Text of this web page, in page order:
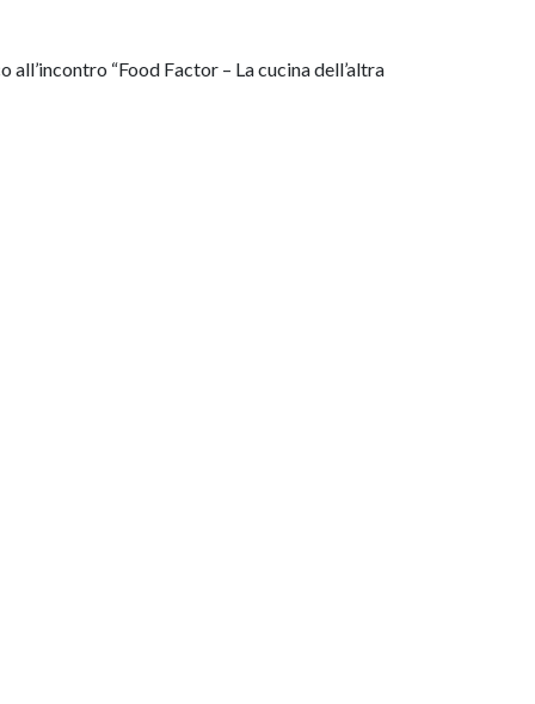
“Food Factor – La cucina dell’altra